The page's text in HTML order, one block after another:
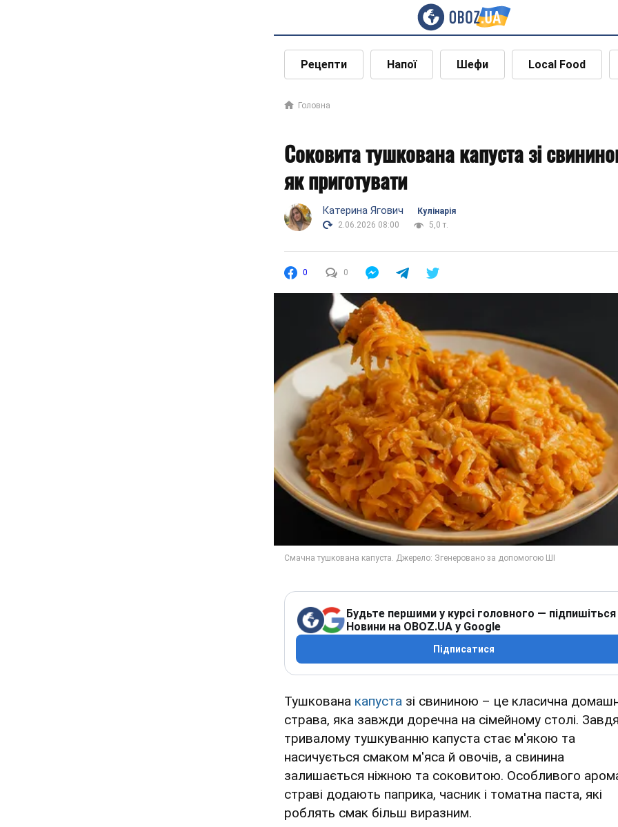
Рецепти Напої Шефи Local Food
Головна
Соковита тушкована капуста зі
як приготувати
Катерина Ягович
Кулінарія
2.06.2026 08:00
5,0 т.
0 0
Будьте першими у курсі головного — підпишіться
Новини на OBOZ.UA у Google
Підписатися
Тушкована капуста зі свининою – це класична
страва, яка завжди доречна на сімейному столі.
тривалому тушкуванню капуста стає м'якою та
насичується смаком м'яса й овочів, а свинина
залишається ніжною та соковитою. Особливого
страві додають паприка, часник і томатна паста, які
роблять смак більш виразним.